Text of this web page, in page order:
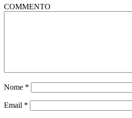
COMMENTO
Nome *
Email *